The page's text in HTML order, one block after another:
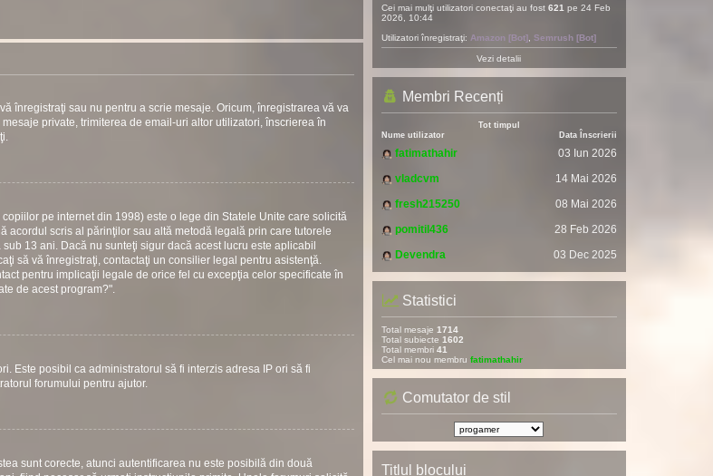
înregistraţi sau nu pentru a scrie mesaje. Oricum, înregistrarea vă va
private, trimiterea de email-uri altor utilizatori, înscrierea în
pe internet din 1998) este o lege din Statele Unite care solicită
acordul scris al părinţilor sau altă metodă legală prin care tutorele
13 ani. Dacă nu sunteţi sigur dacă acest lucru este aplicabil
să vă înregistraţi, contactaţi un consilier legal pentru asistenţă.
pentru implicaţii legale de orice fel cu excepţia celor specificate în
de acest program?".
Este posibil ca administratorul să fi interzis adresa IP ori să fi
forumului pentru ajutor.
sunt corecte, atunci autentificarea nu este posibilă din două
Cei mai mulţi utilizatori conectaţi au fost 621 pe 24 Feb
2026, 10:44
Utilizatori înregistraţi: Amazon [Bot], Semrush [Bot]
Vezi detalii
Membri Recenți
Tot timpul
Nume utilizator
Data Înscrierii
fatimathahir
03 Iun 2026
vladcvm
14 Mai 2026
fresh215250
08 Mai 2026
pomitil436
28 Feb 2026
Devendra
03 Dec 2025
Statistici
Total mesaje 1714
Total subiecte 1602
Total membri 41
Cel mai nou membru fatimathahir
Comutator de stil
Titlul blocului